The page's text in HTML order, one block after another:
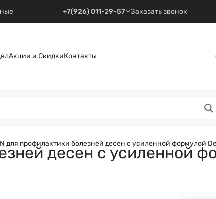
+7(926) 011-29-57 Заказать звонок
Акции и СкидкиКонтакты
для профилактики болезней десен с усиленной формулой
десен с усиленной